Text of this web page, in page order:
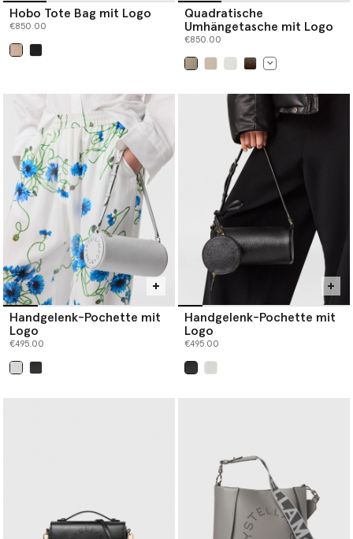
Hobo Tote Bag mit Logo
€850.00
Quadratische
Umhängetasche mit Logo
€850.00
Handgelenk-Pochette mit
Logo
€495.00
Handgelenk-Pochette mit
Logo
€495.00